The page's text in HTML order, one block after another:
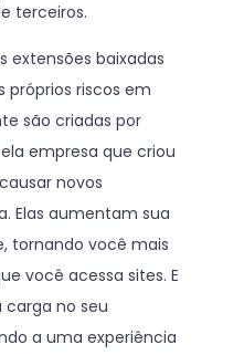
terceiros.
extensões baixadas
próprios riscos em
são criadas por
empresa que criou
novos
Elas aumentam sua
tornando você mais
você acessa sites. E
no seu
a uma experiência